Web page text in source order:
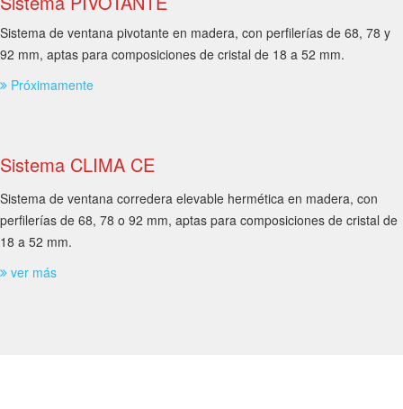
Sistema de ventana pivotante en madera, con perfilerías de 68, 78 y
92 mm, aptas para composiciones de cristal de 18 a 52 mm.
Próximamente
Sistema CLIMA CE
Sistema de ventana corredera elevable hermética en madera, con
perfilerías de 68, 78 o 92 mm, aptas para composiciones de cristal de
18 a 52 mm.
ver más